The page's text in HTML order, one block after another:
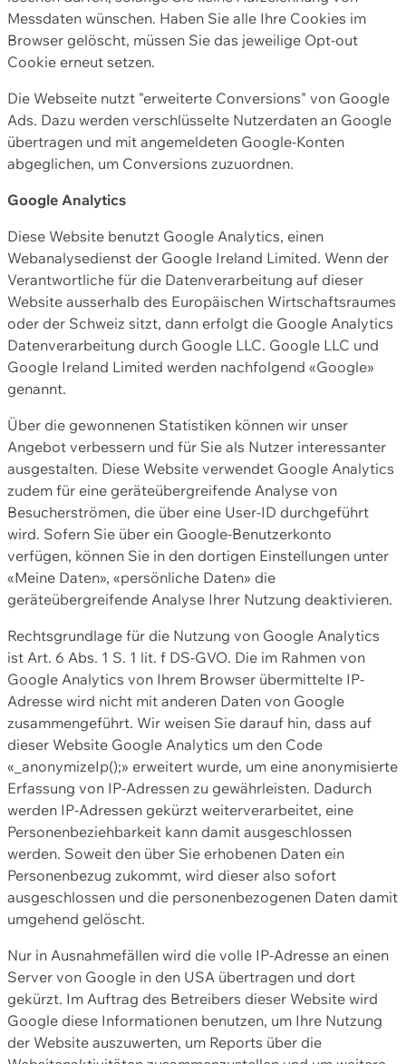
Messdaten wünschen. Haben Sie alle Ihre Cookies im
Browser gelöscht, müssen Sie das jeweilige Opt-out
Cookie erneut setzen.
Die Webseite nutzt "erweiterte Conversions" von Google
Ads. Dazu werden verschlüsselte Nutzerdaten an Google
übertragen und mit angemeldeten Google-Konten
abgeglichen, um Conversions zuzuordnen.
Google Analytics
Diese Website benutzt Google Analytics, einen
Webanalysedienst der Google Ireland Limited. Wenn der
Verantwortliche für die Datenverarbeitung auf dieser
Website ausserhalb des Europäischen Wirtschaftsraumes
oder der Schweiz sitzt, dann erfolgt die Google Analytics
Datenverarbeitung durch Google LLC. Google LLC und
Google Ireland Limited werden nachfolgend «Google»
genannt.
Über die gewonnenen Statistiken können wir unser
Angebot verbessern und für Sie als Nutzer interessanter
ausgestalten. Diese Website verwendet Google Analytics
zudem für eine geräteübergreifende Analyse von
Besucherströmen, die über eine User-ID durchgeführt
wird. Sofern Sie über ein Google-Benutzerkonto
verfügen, können Sie in den dortigen Einstellungen unter
«Meine Daten», «persönliche Daten» die
geräteübergreifende Analyse Ihrer Nutzung deaktivieren.
Rechtsgrundlage für die Nutzung von Google Analytics
ist Art. 6 Abs. 1 S. 1 lit. f DS-GVO. Die im Rahmen von
Google Analytics von Ihrem Browser übermittelte IP-
Adresse wird nicht mit anderen Daten von Google
zusammengeführt. Wir weisen Sie darauf hin, dass auf
dieser Website Google Analytics um den Code
«_anonymizeIp();» erweitert wurde, um eine anonymisierte
Erfassung von IP-Adressen zu gewährleisten. Dadurch
werden IP-Adressen gekürzt weiterverarbeitet, eine
Personenbeziehbarkeit kann damit ausgeschlossen
werden. Soweit den über Sie erhobenen Daten ein
Personenbezug zukommt, wird dieser also sofort
ausgeschlossen und die personenbezogenen Daten damit
umgehend gelöscht.
Nur in Ausnahmefällen wird die volle IP-Adresse an einen
Server von Google in den USA übertragen und dort
gekürzt. Im Auftrag des Betreibers dieser Website wird
Google diese Informationen benutzen, um Ihre Nutzung
der Website auszuwerten, um Reports über die